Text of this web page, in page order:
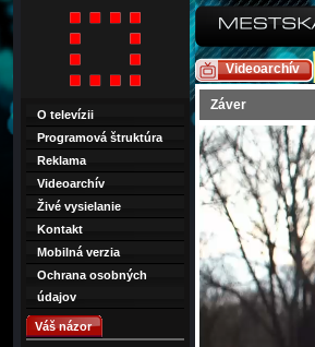
Videoarchív
Záver
O televízii
Programová štruktúra
Reklama
Videoarchív
Živé vysielanie
Kontakt
Mobilná verzia
Ochrana osobných
údajov
Váš názor